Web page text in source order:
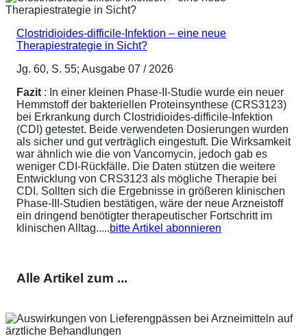
Clostridioides-difficile-Infektion – eine neue
Therapiestrategie in Sicht?
Jg. 60, S. 55; Ausgabe 07 / 2026
Fazit : In einer kleinen Phase-II-Studie wurde ein neuer
Hemmstoff der bakteriellen Proteinsynthese (CRS3123)
bei Erkrankung durch Clostridioides-difficile-Infektion
(CDI) getestet. Beide verwendeten Dosierungen wurden
als sicher und gut verträglich eingestuft. Die Wirksamkeit
war ähnlich wie die von Vancomycin, jedoch gab es
weniger CDI-Rückfälle. Die Daten stützen die weitere
Entwicklung von CRS3123 als mögliche Therapie bei
CDI. Sollten sich die Ergebnisse in größeren klinischen
Phase-III-Studien bestätigen, wäre der neue Arzneistoff
ein dringend benötigter therapeutischer Fortschritt im
klinischen Alltag.....bitte Artikel abonnieren
Alle Artikel zum ...